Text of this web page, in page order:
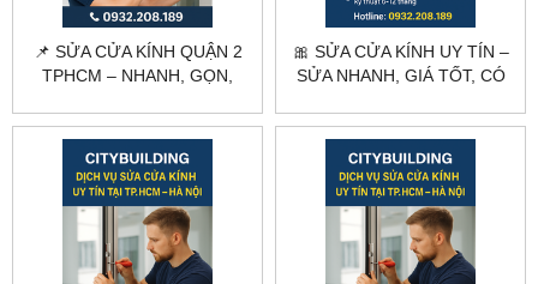
📌 SỬA CỬA KÍNH QUẬN 2
TPHCM – NHANH, GỌN,
🎀 SỬA CỬA KÍNH UY TÍN –
SỬA NHANH, GIÁ TỐT, CÓ